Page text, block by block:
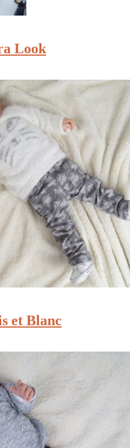
Look
et Blanc